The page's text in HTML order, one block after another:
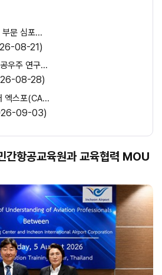
문 심포...
08-21)
우주 연구...
08-28)
엑스포(CA...
09-03)
간항공교육원과교육협력 MOU